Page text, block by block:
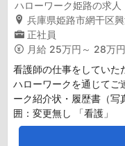
ハローワーク姫路の求人
兵庫県姫路市網干区
正社員
月給 25万円～ 28万円
看護師の仕事をしていた
ハローワークを通じてご
ーク紹介状・履歴書（写
囲：変更無し 「看護」